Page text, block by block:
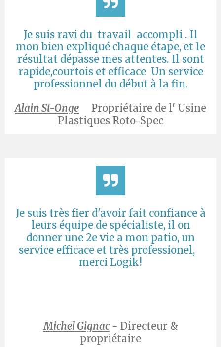
Je suis ravi du travail accompli . Il
mon bien expliqué chaque étape, et le
résultat dépasse mes attentes. Il sont
rapide,courtois et efficace Un service
professionnel du début à la fin.
Alain St-Onge Propriétaire de l' Usine
Plastiques Roto-Spec
Je suis très fier d'avoir fait confiance à
leurs équipe de spécialiste, il on
donner une 2e vie a mon patio, un
service efficace et très professionel,
merci Logik!
Michel Gignac- Directeur &
propriétaire